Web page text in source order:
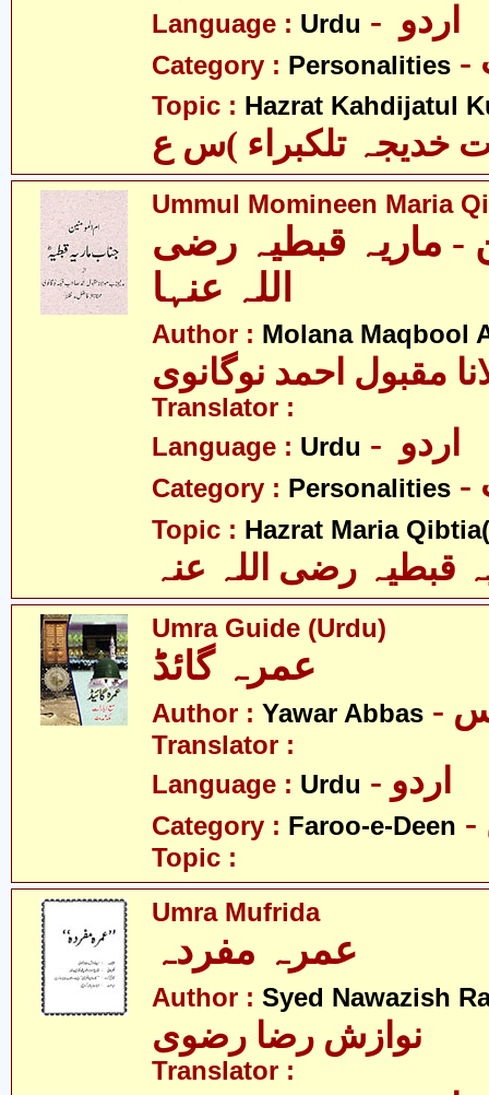
Language : Urdu
Category : Personalities
Topic : Hazrat Kahdijatul
Ummul Momineen Maria
- ماریہ قبطیہ رضی
اللہ عنہا
Author : Molana Maqbool
مقبول احمد نوگانوی
Translator :
Language : Urdu
Category : Personalities
Topic : Hazrat Maria
قبطیہ رضی اللہ عنہ
Umra Guide (Urdu)
عمرہ گائڈ
Author : Yawar Abbas
Translator :
Language : Urdu - اردو
Category : Faroo-e-Deen
Topic :
Umra Mufrida
عمرہ مفردہ
Author : Syed Nawazish
نوازش رضا رضوی
Translator :